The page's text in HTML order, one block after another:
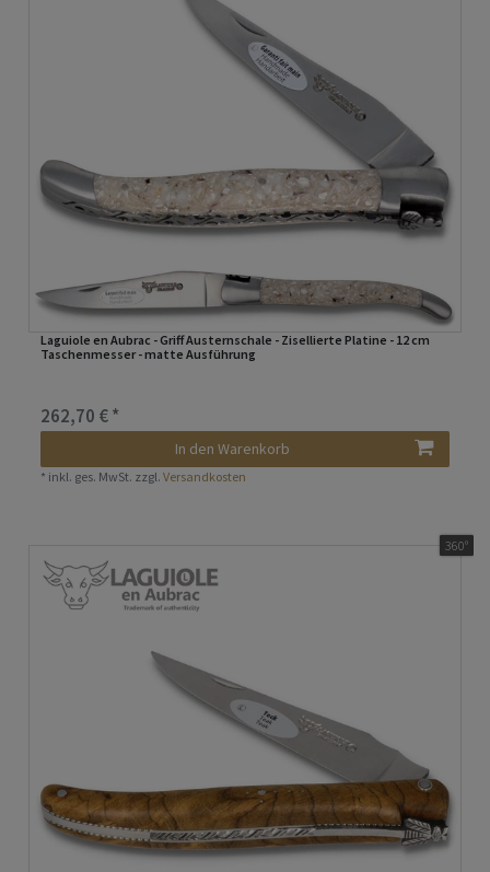
Laguiole en Aubrac - Griff Austernschale - Zisellierte Platine - 12 cm
Taschenmesser - matte Ausführung
262,70 € *
In den Warenkorb
* inkl. ges. MwSt. zzgl.Versandkosten
360°